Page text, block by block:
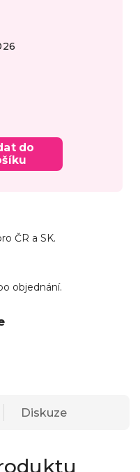
do
ČR a SK.
objednání.
Diskuze